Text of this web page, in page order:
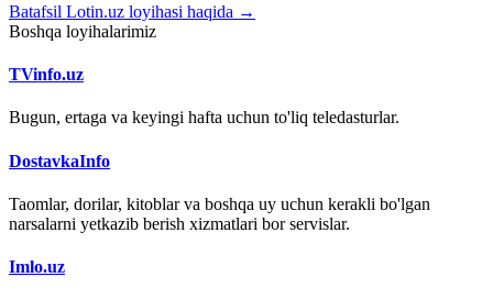
Batafsil Lotin.uz loyihasi haqida →
Boshqa loyihalarimiz
TVinfo.uz
Bugun, ertaga va keyingi hafta uchun to'liq teledasturlar.
DostavkaInfo
Taomlar, dorilar, kitoblar va boshqa uy uchun kerakli bo'lgan
narsalarni yetkazib berish xizmatlari bor servislar.
Imlo.uz